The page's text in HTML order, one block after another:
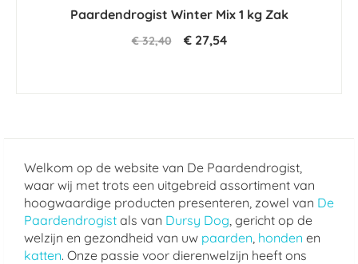
rating
Paardendrogist Winter Mix 1 kg Zak
€ 32,40 € 27,54
Welkom op de website van De Paardendrogist,
waar wij met trots een uitgebreid assortiment van
hoogwaardige producten presenteren, zowel van De
Paardendrogist als van Dursy Dog, gericht op de
welzijn en gezondheid van uw paarden, honden en
katten. Onze passie voor dierenwelzijn heeft ons